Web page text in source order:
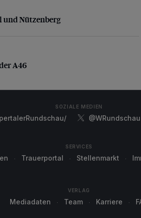
Nützenberg
und Nützenberg
A46
A46
SOZIALE MEDIEN
@WRundschau
SERVICES
Trauerportal Stellenmarkt
VERLAG
Mediadaten Team Karriere